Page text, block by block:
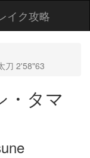
イク攻略
刀 2'58"63
・タマ